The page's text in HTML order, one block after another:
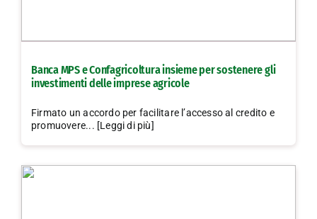
Banca MPS e Confagricoltura insieme per sostenere gli
investimenti delle imprese agricole
Firmato un accordo per facilitare l’accesso al credito e
promuovere... [Leggi di più]